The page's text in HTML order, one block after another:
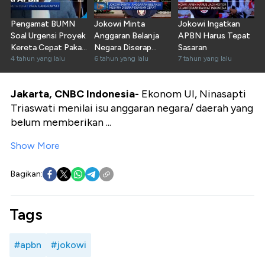
Pengamat BUMN
Soal Urgensi Proyek
Kereta Cepat Pakai
APBN
4 tahun yang lalu
Jokowi Minta
Anggaran Belanja
Negara Diserap
Cepat
6 tahun yang lalu
Jokowi Ingatkan
APBN Harus Tepat
Sasaran
7 tahun yang lalu
Jakarta, CNBC Indonesia- Ekonom UI, Ninasapti
Triaswati menilai isu anggaran negara/ daerah yang
belum memberikan ...
Show More
Bagikan:
Tags
#apbn #jokowi